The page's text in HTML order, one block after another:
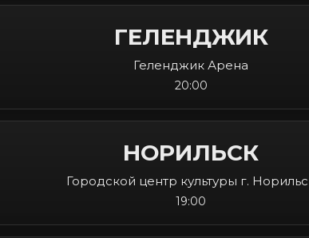
ГЕЛЕНДЖИК
Геленджик Арена
20:00
НОРИЛЬСК
Городской центр культуры г.
19:00